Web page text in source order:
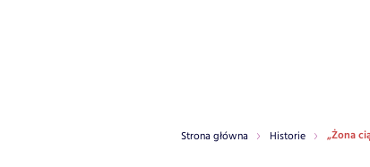
Strona główna Historie „Żona